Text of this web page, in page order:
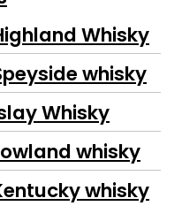
Whisky
whisky
Whisky
whisky
whisky